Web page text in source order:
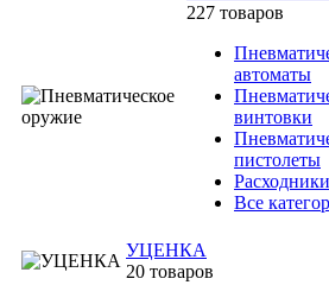
227 товаров
автоматы
винтовки
пистолеты
Расходники
Все
УЦЕНКА
20 товаров